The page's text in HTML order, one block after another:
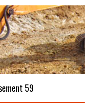
59